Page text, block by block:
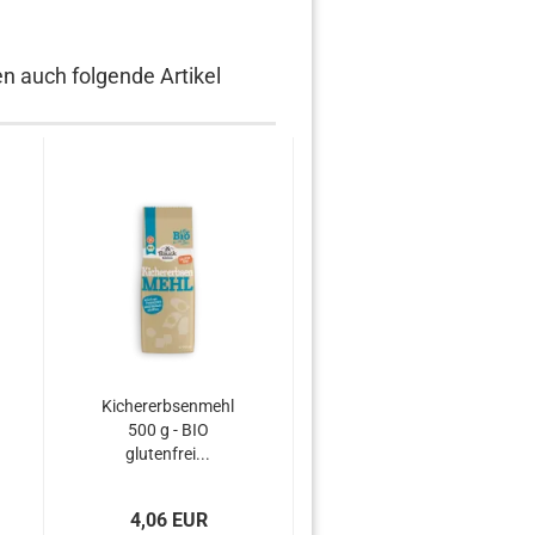
auch folgende Artikel
Kichererbsenmehl
500 g - BIO
glutenfrei...
4,06 EUR